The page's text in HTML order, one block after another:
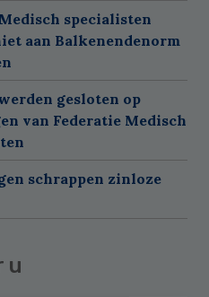
specialisten
aan Balkenendenorm
gesloten op
van Federatie Medisch
schrappen zinloze
u